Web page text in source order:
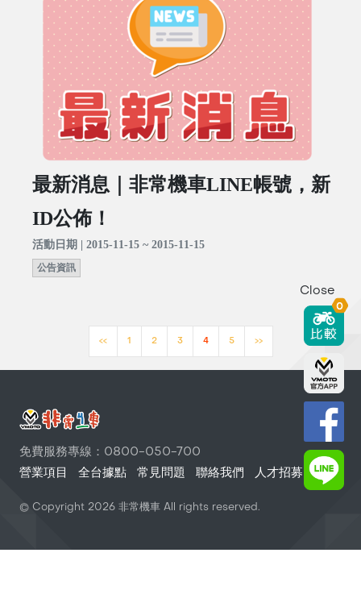
最新消息｜非常機車LINE帳號，新
ID公佈！
活動日期 | 2015-11-15 ~ 2015-11-15
公告資訊
<< 1 2 3 4 5 >>
免費服務專線：0800-050-700
營業項目
全台據點 常見問題 聯絡我們 人才招募
© Copyright 2026 非常機車 All rights reserved.
Close
0